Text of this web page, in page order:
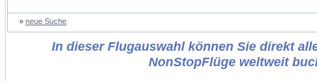
» neue Suche
In dieser Flugauswahl können Sie direkt
NonStopFlüge weltweit